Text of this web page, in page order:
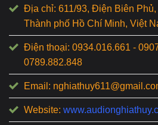
Địa chỉ: 611/93, Điện Biên
Thành phố Hồ Chí Minh, Việt
Điện thoại: 0934.016.661 -
0789.882.848
Email:
Website: